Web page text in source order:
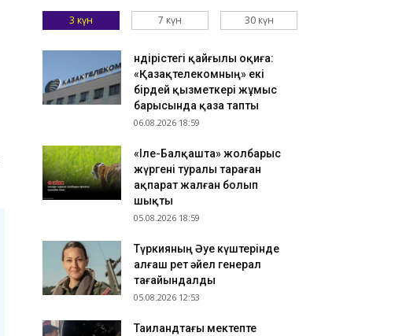
07.08.2026 18:20
әкелгендер әшкереленді
07.08.2026 18:07
Қазақстандық ескек есушілер Азия
чемпионатында 4 медаль жеңіп алды
Астанадан Омбыға әуе рейстері уақытша
тоқтатылды
07.08.2026 17:41
​Танымал курорттағы қорық қызметкерін
3 күн 7 күн 30 күн
Өндірістегі қайғылы оқиға:
«Қазақтелекомның» екі
бірдей қызметкері жұмыс
барысында қаза тапты
06.08.2026 18:59
«Іле-Балқашта» жолбарыс
жүргені туралы тараған
ақпарат жалған болып
шықты
05.08.2026 18:59
Түркияның Әуе күштерінде
алғаш рет әйел генерал
тағайындалды
05.08.2026 12:53
Таиландтағы мектепте